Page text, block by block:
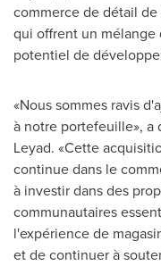
commerce de détail
qui offrent un mélange
potentiel de
«Nous sommes ravis
à notre portefeuille», a
Leyad. «Cette
continue dans le
à investir dans des
communautaires
l'expérience de
et de continuer à